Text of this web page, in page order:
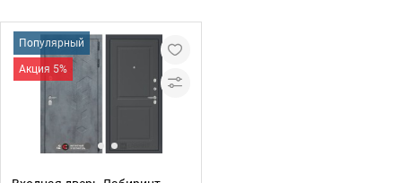
Популярный
Акция 5%